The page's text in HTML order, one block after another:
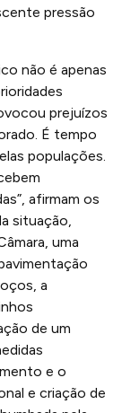
pressão
não é apenas
prejuízos
É tempo
populações.
afirmam os
situação,
uma
a
de um
e o
e criação de